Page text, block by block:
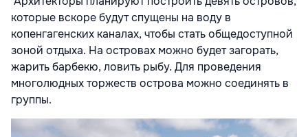
которые вскоре будут спущены на воду в
копенгагенских каналах, чтобы стать общедоступной
зоной отдыха. На островах можно будет загорать,
жарить барбекю, ловить рыбу. Для проведения
многолюдных торжеств острова можно соединять в
группы.